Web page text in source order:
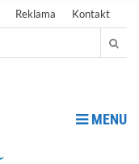
Reklama Kontakt
MENU